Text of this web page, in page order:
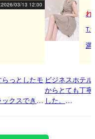
2026/03/13 12:00
っとしたモ
クスできま
れ
満
ビジネスホテ
からとても丁
した。